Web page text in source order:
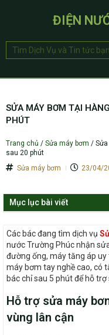
ĐIỆN
SỬA MÁY BƠM TẠI
PHÚT
Trang chủ / Sửa máy bơm /
sau 20 phút
Sửa máy bơm
23/04/
Mục lục bài viết
Các bác đang tìm dịch vụ
nước Trường Phúc nhận
đường ống, máy tăng áp
máy bơm tay nghề cao, có
bác chỉ sau 5 phút để hỗ
Hỗ trợ sửa máy
vùng lân cận